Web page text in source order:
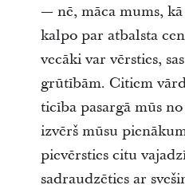
— nē, māca mums,
kalpo par atbalsta
vecāki var vērsties,
grūtībām. Citiem
ticība pasargā mūs
izvērš mūsu
pievērsties citu
sadraudzēties ar